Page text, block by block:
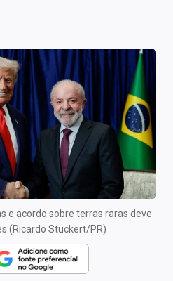
e acordo sobre terras raras deve
(Ricardo Stuckert/PR)